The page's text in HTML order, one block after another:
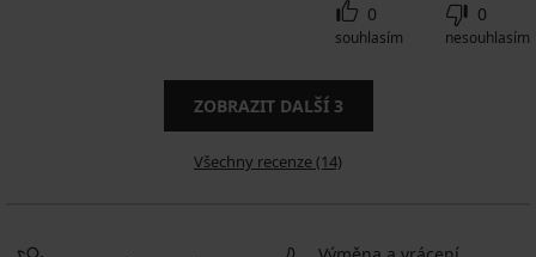
0
souhlasím
0
nesouhlasím
ZOBRAZIT DALŠÍ 3
Všechny recenze (14)